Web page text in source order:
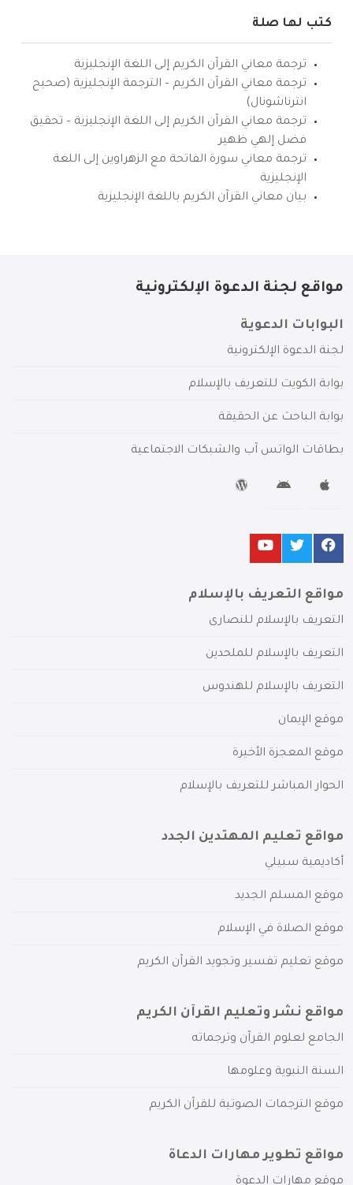
كتب لها صلة
ترجمة معاني القرآن الكريم إلى اللغة الإنجليزية
ترجمة معاني القرآن الكريم – الترجمة الإنجليزية (صحيح
انترناشونال)
ترجمة معاني القرآن الكريم إلى اللغة الإنجليزية – تحقيق
فضل إلهي ظهير
ترجمة معاني سورة الفاتحة مع الزهراوين إلى اللغة
الإنجليزية
بيان معاني القرآن الكريم باللغة الإنجليزية
مواقع لجنة الدعوة الإلكترونية
البوابات الدعوية
لجنة الدعوة الإلكترونية
بوابة الكويت للتعريف بالإسلام
بوابة الباحث عن الحقيقة
بطاقات الواتس آب والشبكات الاجتماعية
مواقع التعريف بالإسلام
التعريف بالإسلام للنصارى
التعريف بالإسلام للملحدين
التعريف بالإسلام للهندوس
موقع الإيمان
موقع المعجزة الأخيرة
الحوار المباشر للتعريف بالإسلام
مواقع تعليم المهتدين الجدد
أكاديمية سبيلي
موقع المسلم الجديد
موقع الصلاة في الإسلام
موقع تعليم تفسير وتجويد القرآن الكريم
مواقع نشر وتعليم القرآن الكريم
الجامع لعلوم القرآن وترجماته
السنة النبوية وعلومها
موقع الترجمات الصوتية للقرآن الكريم
مواقع تطوير مهارات الدعاة
موقع مهارات الدعوة